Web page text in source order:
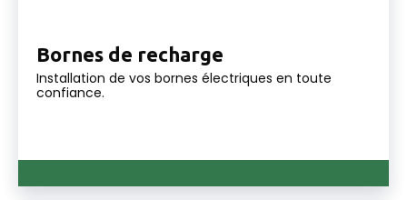
Bornes de recharge
Installation de vos bornes électriques en toute
confiance.